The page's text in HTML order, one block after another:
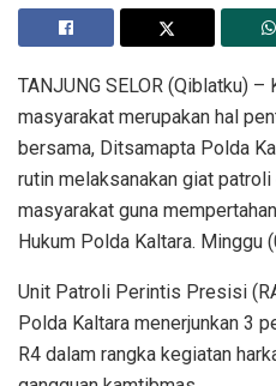
TANJUNG SELOR (Qiblatku)
masyarakat merupakan hal
bersama, Ditsamapta Polda
rutin melaksanakan giat
masyarakat guna
Hukum Polda Kaltara.
Unit Patroli Perintis Presisi
Polda Kaltara menerjunkan 3
R4 dalam rangka kegiatan